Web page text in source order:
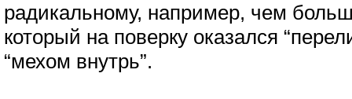
радикальному, например, чем
который на поверку оказался
“мехом внутрь”.